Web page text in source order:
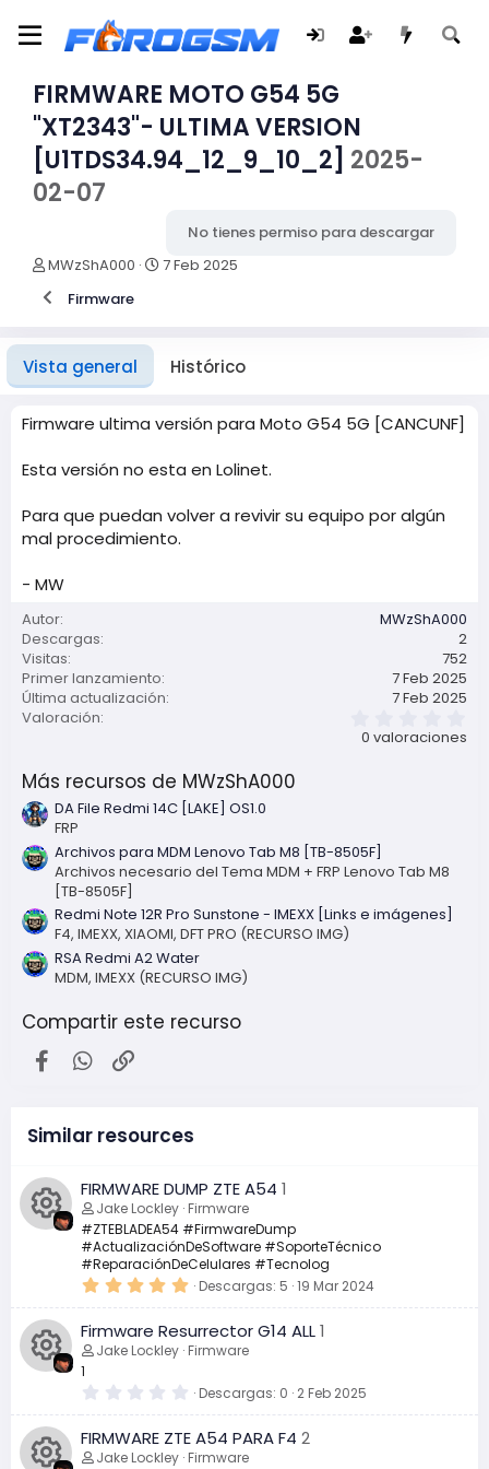
FIRMWARE MOTO G54 5G
"XT2343"- ULTIMA VERSION
[U1TDS34.94_12_9_10_2] 2025-
02-07
No tienes permiso para descargar
A
t
r
MWzShA000
F
r
a
c
ó
n
7 Feb 2025
Firmware
Vista general Histórico
Firmware ultima versión para Moto G54 5G [CANCUNF]
Esta versión no esta en Lolinet.
Para que puedan volver a revivir su equipo por algún
mal procedimiento.
- MW
Autor
MWzShA000
Descargas
2
Visitas
752
Primer lanzamiento
7 Feb 2025
Última actualización
7 Feb 2025
Valoración
0 valoraciones
Más recursos de MWzShA000
DA File Redmi 14C [LAKE] OS1.0
FRP
Archivos para MDM Lenovo Tab M8 [TB-8505F]
Archivos necesario del Tema MDM + FRP Lenovo Tab M8
[TB-8505F]
Redmi Note 12R Pro Sunstone - IMEXX [Links e imágenes]
F4, IMEXX, XIAOMI, DFT PRO (RECURSO IMG)
RSA Redmi A2 Water
MDM, IMEXX (RECURSO IMG)
Compartir este recurso
FacebookWhatsApp
Similar resources
c
o
o
FIRMWARE DUMP ZTE A54 1
Jake Lockley Firmware
#ZTEBLADEA54 #FirmwareDump
#ActualizaciónDeSoftware #SoporteTécnico
#ReparaciónDeCelulares #Tecnolog
5
0
0
e
s
l
l
a
Descargas 5 19 Mar 2024
I
c
Firmware Resurrector G14 ALL1
Jake Lockley Firmware
1
0
0
0
e
Descargas 0 2 Feb 2025
FIRMWARE ZTE A54 PARA F4 2
Jake Lockley Firmware